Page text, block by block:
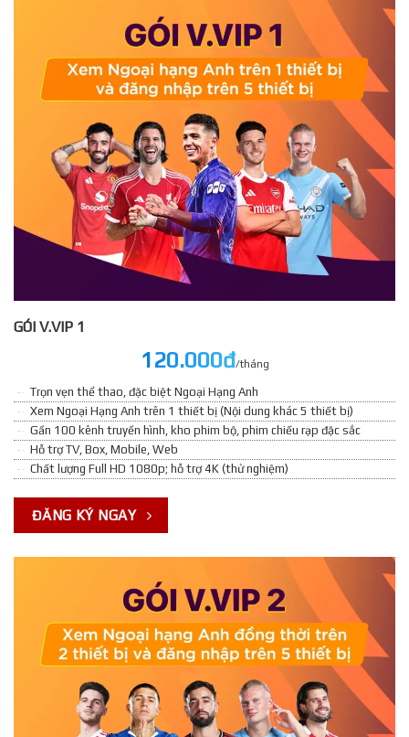
GÓI V.VIP 1
120.000đ/tháng
Trọn vẹn thể thao, đặc biệt Ngoại Hạng Anh
Xem Ngoại Hạng Anh trên 1 thiết bị (Nội dung khác 5 thiết bị)
Gần 100 kênh truyền hình, kho phim bộ, phim chiếu rạp đặc sắc
Hỗ trợ TV, Box, Mobile, Web
Chất lượng Full HD 1080p; hỗ trợ 4K (thử nghiệm)
ĐĂNG KÝ NGAY